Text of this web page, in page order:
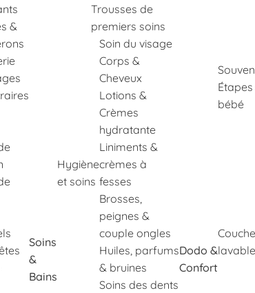
&
Soins
&
Bains
Trousses de
premiers soins
Hygiène
et soins
Soin du visage
Corps &
Cheveux
Lotions &
Crèmes
hydratante
Liniments &
crèmes à
fesses
Brosses,
peignes &
couple ongles
Huiles, parfums
& bruines
Soins des dents
Dodo &
Confort
bébé